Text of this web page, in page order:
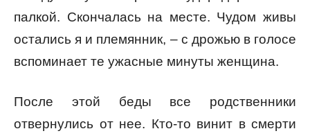
палкой. Скончалась на месте. Чудом живы
остались я и племянник, – с дрожью в голосе
вспоминает те ужасные минуты женщина.
После этой беды все родственники
отвернулись от нее. Кто-то винит в смерти